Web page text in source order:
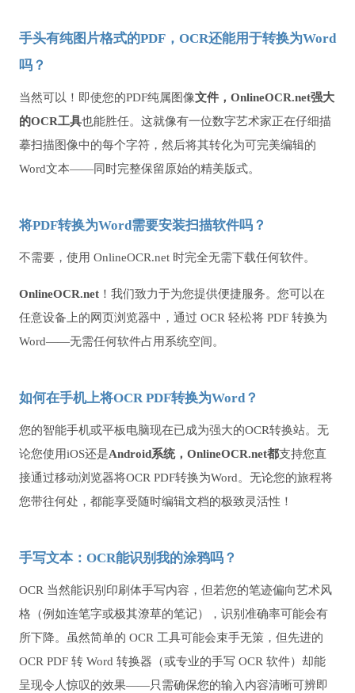
手头有纯图片格式的PDF，OCR还能用于转换为Word
吗？
当然可以！即使您的PDF纯属图像文件，OnlineOCR.net强大
的OCR工具也能胜任。这就像有一位数字艺术家正在仔细描
摹扫描图像中的每个字符，然后将其转化为可完美编辑的
Word文本——同时完整保留原始的精美版式。
将PDF转换为Word需要安装扫描软件吗？
不需要，使用 OnlineOCR.net 时完全无需下载任何软件。
OnlineOCR.net ！我们致力于为您提供便捷服务。您可以在
任意设备上的网页浏览器中，通过 OCR 轻松将 PDF 转换为
Word——无需任何软件占用系统空间。
如何在手机上将OCR PDF转换为Word？
您的智能手机或平板电脑现在已成为强大的OCR转换站。无
论您使用iOS还是Android系统，OnlineOCR.net都支持您直
接通过移动浏览器将OCR PDF转换为Word。无论您的旅程将
您带往何处，都能享受随时编辑文档的极致灵活性！
手写文本：OCR能识别我的涂鸦吗？
OCR 当然能识别印刷体手写内容，但若您的笔迹偏向艺术风
格（例如连笔字或极其潦草的笔记），识别准确率可能会有
所下降。虽然简单的 OCR 工具可能会束手无策，但先进的
OCR PDF 转 Word 转换器（或专业的手写 OCR 软件）却能
呈现令人惊叹的效果——只需确保您的输入内容清晰可辨即